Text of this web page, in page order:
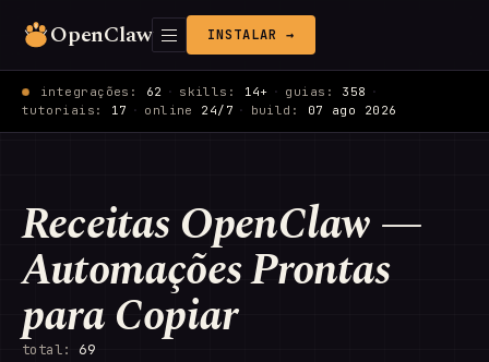
OpenClaw INSTALAR →
integrações: 62 · skills: 14+ · guias: 358 ·
tutoriais: 17 · online 24/7 · build: 07 ago 2026
Receitas OpenClaw —
Automações Prontas
para Copiar
total: 69